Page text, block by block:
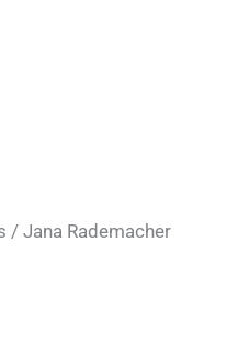
/ Jana Rademacher